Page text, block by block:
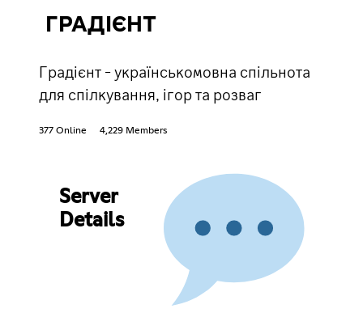
ГРАДІЄНТ
Градієнт - українськомовна спільнота
для спілкування, ігор та розваг
377 Online 4,229 Members
Server
Details